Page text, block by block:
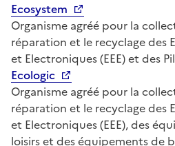
Ecosystem
Organisme agréé pour la
réparation et le recyclage des
et Electroniques (EEE) et des
Ecologic
Organisme agréé pour la
réparation et le recyclage des
et Electroniques (EEE), des
loisirs et des équipements de